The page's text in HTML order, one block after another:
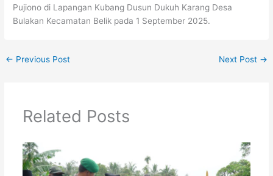
Pujiono di Lapangan Kubang Dusun Dukuh Karang Desa
Bulakan Kecamatan Belik pada 1 September 2025.
← Previous Post Next Post →
Related Posts